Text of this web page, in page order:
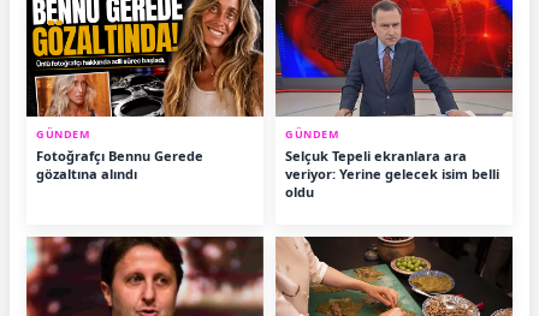
GÜNDEM
Fotoğrafçı Bennu Gerede
gözaltına alındı
GÜNDEM
Selçuk Tepeli ekranlara ara
veriyor: Yerine gelecek isim belli
oldu